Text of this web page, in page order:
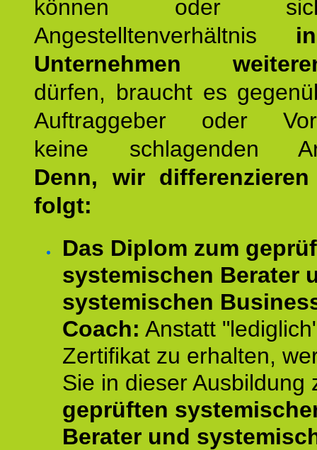
können oder
Angestelltenverhältnis
Unternehmen
dürfen, braucht es
Auftraggeber oder
keine schlagenden
Denn, wir
folgt:
Das Diplom zum
systemischen Berater
systemischen
Coach: Anstatt
Zertifikat zu erhalten,
Sie in dieser Ausbildung
geprüften
Berater und